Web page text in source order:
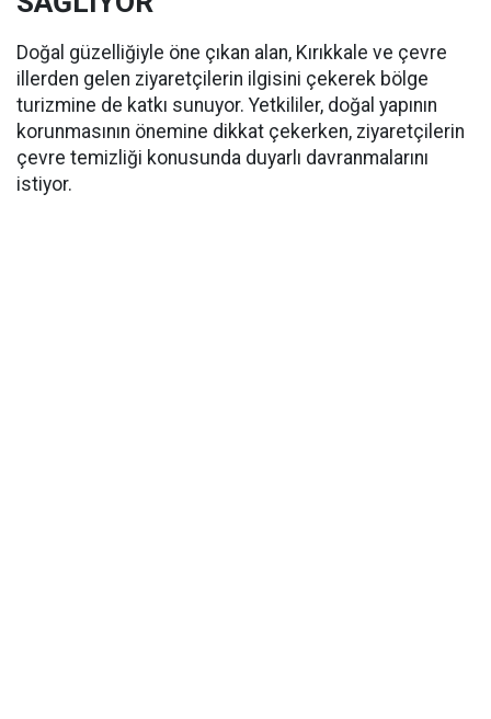
Doğal güzelliğiyle öne çıkan alan, Kırıkkale ve çevre
illerden gelen ziyaretçilerin ilgisini çekerek bölge
turizmine de katkı sunuyor. Yetkililer, doğal yapının
korunmasının önemine dikkat çekerken, ziyaretçilerin
çevre temizliği konusunda duyarlı davranmalarını
istiyor.